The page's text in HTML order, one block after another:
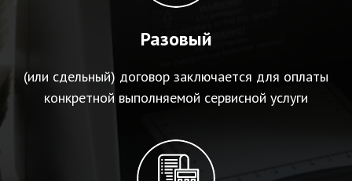
Разовый
(или сдельный) договор заключается для оплаты
конкретной выполняемой сервисной услуги